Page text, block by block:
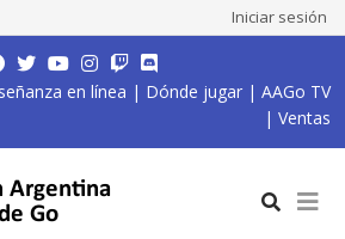
Iniciar sesión
en línea | Dónde jugar | AAGo TV
| Ventas